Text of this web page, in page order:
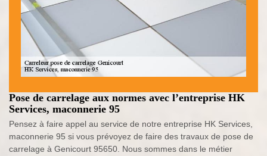
Pose de carrelage aux normes avec l’entreprise HK
Services, maconnerie 95
Pensez à faire appel au service de notre entreprise HK Services,
maconnerie 95 si vous prévoyez de faire des travaux de pose de
carrelage à Genicourt 95650. Nous sommes dans le métier